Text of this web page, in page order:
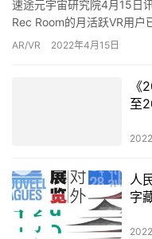
速途元宇宙研究院4月15日
Rec Room的月活跃VR用
万。由于该平台还支持PC
AR/VR 2022年4月15日
《
至
人
字